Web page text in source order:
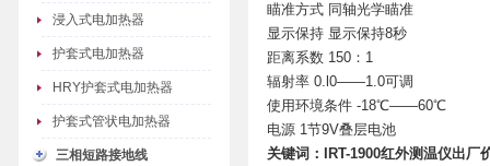
浸入式电加热器
护套式电加热器
HRY护套式电加热器
护套式管状电加热器
三相短路接地线
瞄准方式 同轴光学瞄准
显示保持 显示保持8秒
距离系数 150：1
辐射率 0.l0——1.0可调
使用环境条件 -18℃——60℃
电源 1节9V叠层电池
关键词：IRT-1900红外测温仪出厂